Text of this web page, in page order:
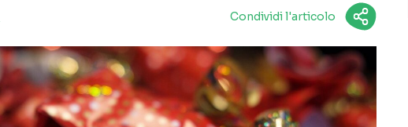
Condividi l'articolo